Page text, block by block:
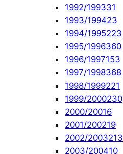
1992/199331
1993/199423
1994/1995223
1995/1996360
1996/1997153
1997/1998368
1998/1999221
1999/2000230
2000/20016
2001/200219
2002/2003213
2003/200410